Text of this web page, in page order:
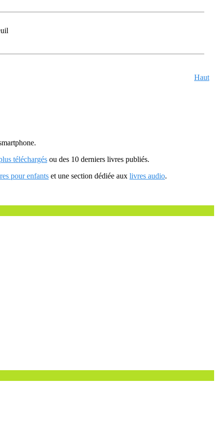
Haut
téléchargés ou des 10 derniers livres publiés.
pour enfants et une section dédiée aux livres audio.